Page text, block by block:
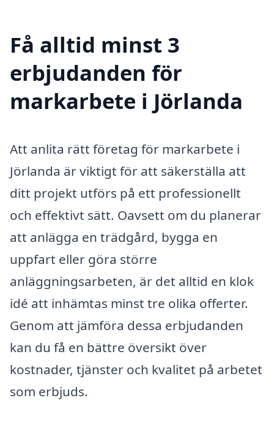
Få alltid minst 3
erbjudanden för
markarbete i Jörlanda
Att anlita rätt företag för markarbete i
Jörlanda är viktigt för att säkerställa att
ditt projekt utförs på ett professionellt
och effektivt sätt. Oavsett om du planerar
att anlägga en trädgård, bygga en
uppfart eller göra större
anläggningsarbeten, är det alltid en klok
idé att inhämtas minst tre olika offerter.
Genom att jämföra dessa erbjudanden
kan du få en bättre översikt över
kostnader, tjänster och kvalitet på arbetet
som erbjuds.